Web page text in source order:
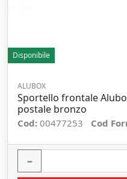
Disponibile
ALUBOX
Sportello frontale
postale bronzo
Cod: 00477253 Cod
−